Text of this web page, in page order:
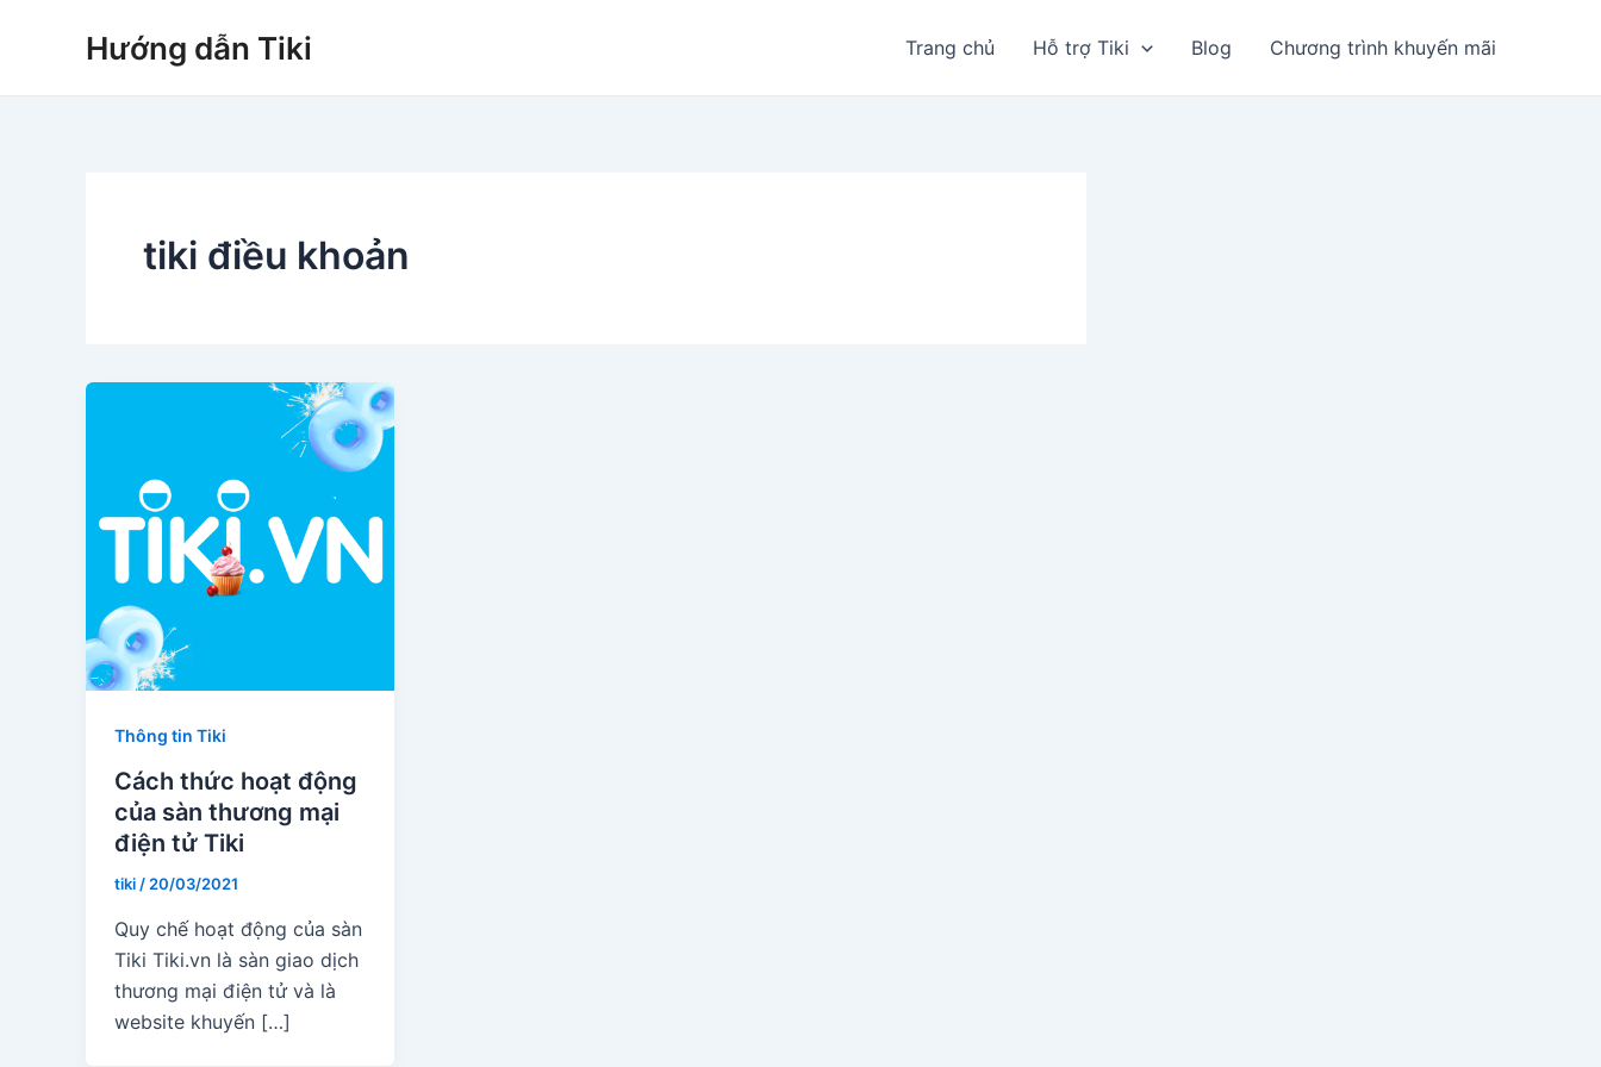
Hướng dẫn Tiki Trang chủ Hỗ trợ Tiki Blog Chương trình khuyến mãi
tiki điều khoản
Thông tin Tiki
Cách thức hoạt động
của sàn thương mại
điện tử Tiki
tiki/20/03/2021
Quy chế hoạt động của sàn
Tiki Tiki.vn là sàn giao dịch
thương mại điện tử và là
website khuyến […]